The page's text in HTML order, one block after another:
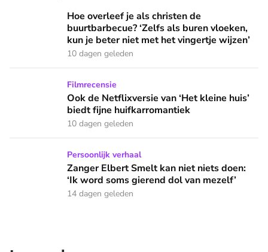
Hoe overleef je als christen de buurtbarbecue? ‘Zelfs als
Hoe overleef je als christen de
buurtbarbecue? ‘Zelfs als buren vloeken,
kun je beter niet met het vingertje wijzen’
10 dagen geleden
Ook de Netflixversie van ‘Het kleine huis’ biedt fijne
Filmrecensie
Ook de Netflixversie van ‘Het kleine huis’
biedt fijne huifkarromantiek
10 dagen geleden
Zanger Elbert Smelt kan niet niets doen: ‘Ik word soms
Persoonlijk verhaal
Zanger Elbert Smelt kan niet niets doen:
‘Ik word soms gierend dol van mezelf’
14 dagen geleden